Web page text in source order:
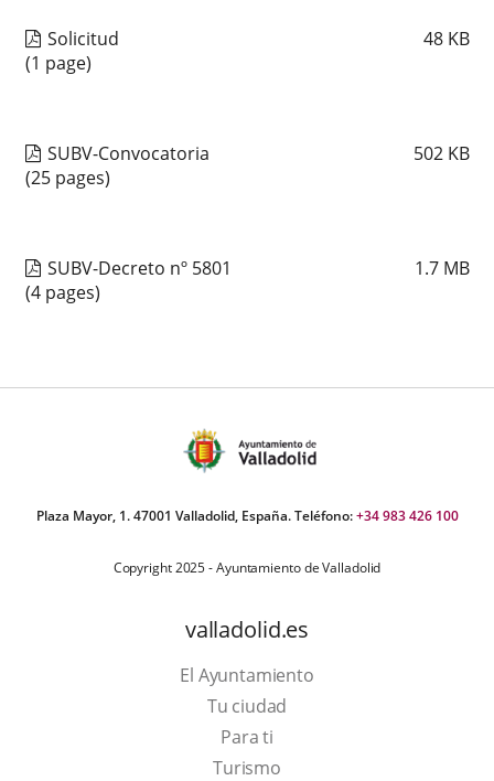
Solicitud 48 KB
(1 page)
SUBV-Convocatoria 502 KB
(25 pages)
SUBV-Decreto nº 5801 1.7 MB
(4 pages)
Plaza Mayor, 1. 47001 Valladolid, España. Teléfono:+34 983 426 100
Copyright 2025 - Ayuntamiento de Valladolid
valladolid.es
El Ayuntamiento
Tu ciudad
Para ti
TurismoThis